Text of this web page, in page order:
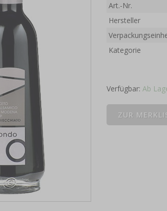
Art.-Nr.
Hersteller
Kategorie
Verfügbar:Ab